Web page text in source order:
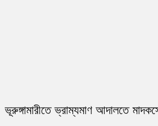
ভূরুঙ্গামারীতে ভ্রাম্যমাণ আদালতে